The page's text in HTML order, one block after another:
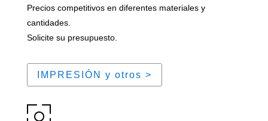
Precios competitivos en diferentes materiales y
cantidades.
Solicite su presupuesto.
IMPRESIÓN y otros >